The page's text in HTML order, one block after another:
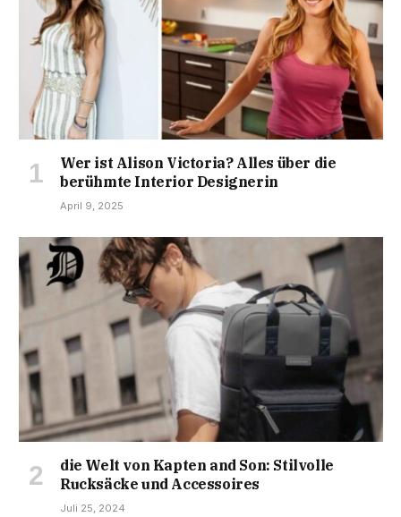
Wer ist Alison Victoria? Alles über die
berühmte Interior Designerin
April 9, 2025
die Welt von Kapten and Son: Stilvolle
Rucksäcke und Accessoires
Juli 25, 2024